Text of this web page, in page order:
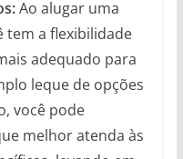
Ao alugar uma
tem a flexibilidade
adequado para
leque de opções
você pode
melhor atenda às